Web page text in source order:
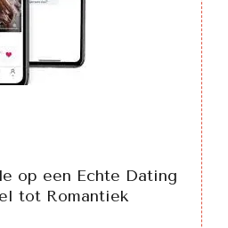
op een Echte Dating
tot Romantiek